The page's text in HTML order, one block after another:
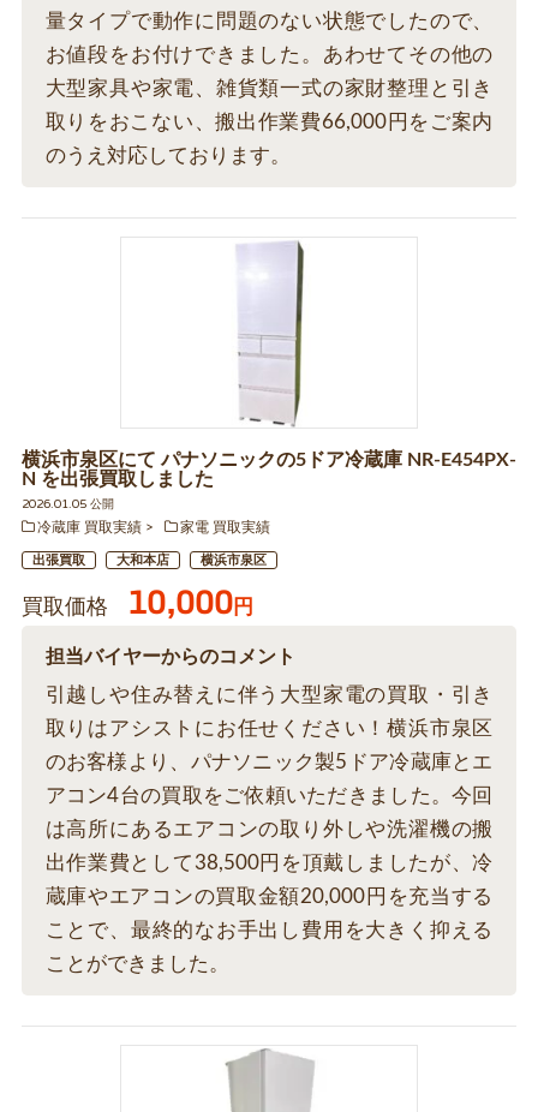
量タイプで動作に問題のない状態でしたので、
お値段をお付けできました。あわせてその他の
大型家具や家電、雑貨類一式の家財整理と引き
取りをおこない、搬出作業費66,000円をご案内
のうえ対応しております。
横浜市泉区にて パナソニックの5ドア冷蔵庫 NR-E454PX-
N を出張買取しました
2026.01.05 公開
冷蔵庫 買取実績
家電 買取実績
出張買取 大和本店 横浜市泉区
買取価格 10,000円
担当バイヤーからのコメント
引越しや住み替えに伴う大型家電の買取・引き
取りはアシストにお任せください！横浜市泉区
のお客様より、パナソニック製5ドア冷蔵庫とエ
アコン4台の買取をご依頼いただきました。今回
は高所にあるエアコンの取り外しや洗濯機の搬
出作業費として38,500円を頂戴しましたが、冷
蔵庫やエアコンの買取金額20,000円を充当する
ことで、最終的なお手出し費用を大きく抑える
ことができました。